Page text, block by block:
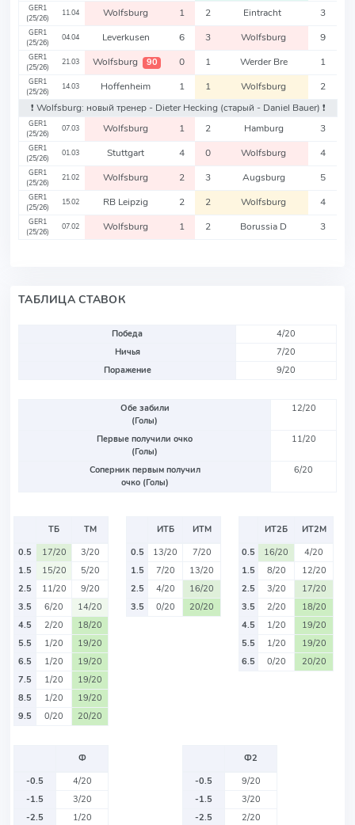
GER1
(25/26)
11.04 Wolfsburg 1 2 Eintracht 3
GER1
(25/26)
04.04 Leverkusen 6 3 Wolfsburg 9
GER1
(25/26)
21.03 Wolfsburg 90 0 1 Werder Bre 1
GER1
(25/26)
14.03 Hoffenheim 1 1 Wolfsburg
2
❗️ Wolfsburg: новый тренер - Dieter Hecking (старый - Daniel Bauer) ❗️
GER1
(25/26)
07.03 Wolfsburg 1 2 Hamburg 3
GER1
(25/26)
01.03 Stuttgart 4 0 Wolfsburg 4
GER1
(25/26)
21.02 Wolfsburg 2 3 Augsburg 5
GER1
(25/26)
15.02 RB Leipzig 2 2 Wolfsburg 4
GER1
(25/26)
07.02 Wolfsburg 1 2 Borussia D 3
ТАБЛИЦА СТАВОК
Победа
4/20
Ничья
7/20
Поражение
9/20
Обе забили
(Голы)
12/20
Первые получили очко
(Голы)
11/20
Соперник первым получил
очко (Голы)
6/20
ТБ
ТМ
0.5
17/20
3/20
1.5
15/20
5/20
2.5
11/20
9/20
3.5
6/20
14/20
4.5
2/20
18/20
5.5
1/20
19/20
6.5
1/20
19/20
7.5
1/20
19/20
8.5
1/20
19/20
9.5
0/20 20/20
ИТБ
ИТМ
0.5
13/20
7/20
1.5
7/20
13/20
2.5
4/20
16/20
3.5
0/20 20/20
ИТ2Б
ИТ2М
0.5
16/20
4/20
1.5
8/20
12/20
2.5
3/20
17/20
3.5
2/20
18/20
4.5
1/20
19/20
5.5
1/20
19/20
6.5
0/20 20/20
Ф
-0.5
4/20
-1.5
3/20
-2.5
1/20
Ф2
-0.5
9/20
-1.5
3/20
-2.5
2/20